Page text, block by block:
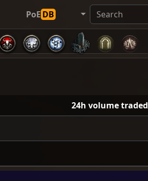
PoEDB
24h volume traded